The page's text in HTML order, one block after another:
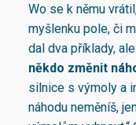
Wo se k němu
myšlenku pole, či
dal dva příklady,
někdo změnit
silnice s výmoly a
náhodu neměníš,